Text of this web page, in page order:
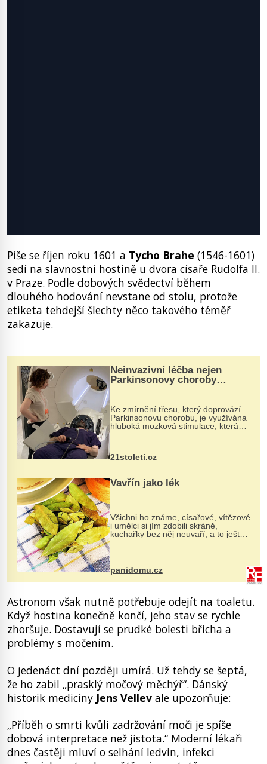
Píše se říjen roku 1601 a Tycho Brahe (1546-1601)
sedí na slavnostní hostině u dvora císaře Rudolfa II.
v Praze. Podle dobových svědectví během
dlouhého hodování nevstane od stolu, protože
etiketa tehdejší šlechty něco takového téměř
zakazuje.
Neinvazivní léčba nejen
Parkinsonovy choroby
„helmy“
Ke zmírnění třesu, který doprovází
Parkinsonovu chorobu, je využívána
hluboká mozková stimulace, která
však vyžaduje vysoce invazivní
zákrok. Ultrazvuk zase není vhodný
k dostatečně přesnému zacílení ...
21stoleti.cz
Vavřín jako lék
Všichni ho známe, císařové, vítězové
i umělci si jím zdobili skráně,
kuchařky bez něj neuvaří, a to ještě
nevíte, že bobkový list může výrazně
zmírnit některé naše neduhy.
Obsahuje v malém množství ně...
panidomu.cz
Astronom však nutně potřebuje odejít na toaletu.
Když hostina konečně končí, jeho stav se rychle
zhoršuje. Dostavují se prudké bolesti břicha a
problémy s močením.
O jedenáct dní později umírá. Už tehdy se šeptá,
že ho zabil „prasklý močový měchýř“. Dánský
historik medicíny Jens Vellev ale upozorňuje:
„Příběh o smrti kvůli zadržování moči je spíše
dobová interpretace než jistota.“ Moderní lékaři
dnes častěji mluví o selhání ledvin, infekci